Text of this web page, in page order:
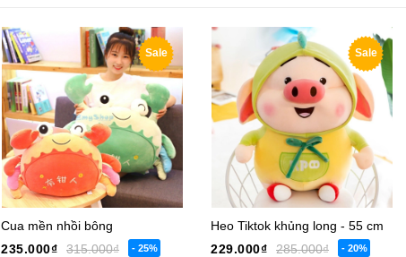
Sale
Cua mền nhồi bông
235.000₫
315.000₫ - 25%
Sale
Heo Tiktok khủng long - 55 cm
229.000₫
285.000₫ - 20%